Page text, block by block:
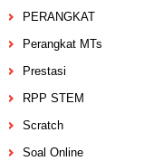
PERANGKAT
Perangkat MTs
Prestasi
RPP STEM
Scratch
Soal Online